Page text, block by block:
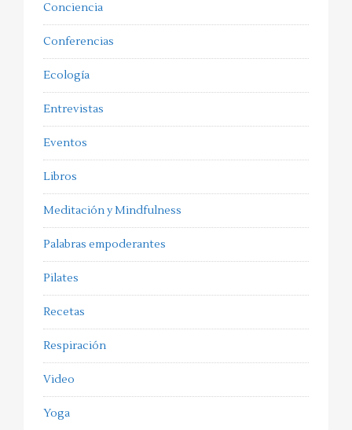
Conciencia
Conferencias
Ecología
Entrevistas
Eventos
Libros
Meditación y Mindfulness
Palabras empoderantes
Pilates
Recetas
Respiración
Video
Yoga